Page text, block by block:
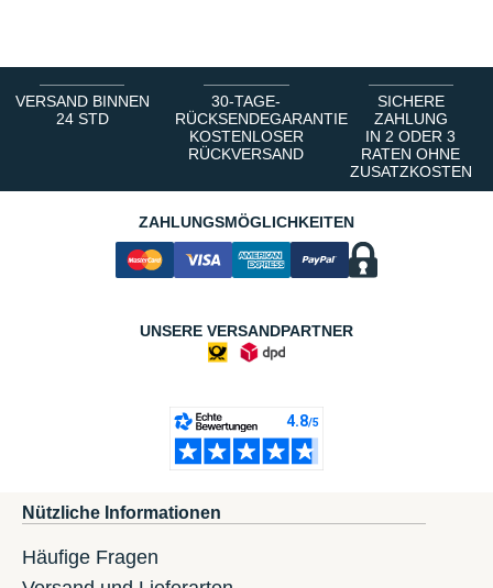
VERSAND BINNEN
24 STD
30-TAGE-
RÜCKSENDEGARANTIE
KOSTENLOSER
RÜCKVERSAND
SICHERE
ZAHLUNG
IN 2 ODER 3
RATEN OHNE
ZUSATZKOSTEN
ZAHLUNGSMÖGLICHKEITEN
UNSERE VERSANDPARTNER
Nützliche Informationen
Häufige Fragen